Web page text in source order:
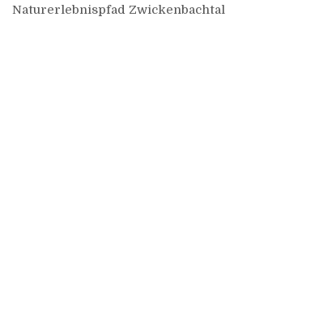
Naturerlebnispfad Zwickenbachtal